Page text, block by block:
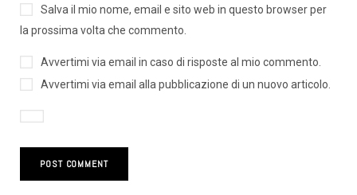
Salva il mio nome, email e sito web in questo browser per
la prossima volta che commento.
Avvertimi via email in caso di risposte al mio commento.
Avvertimi via email alla pubblicazione di un nuovo articolo.